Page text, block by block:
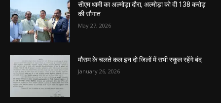
सीएम धामी का अल्मोड़ा दौरा, अल्मोड़ा को दी 138 करोड़
की सौगात
May 27, 2026
मौसम के चलते कल इन दो जिलों में सभी स्कूल रहेंगे बंद
January 26, 2026